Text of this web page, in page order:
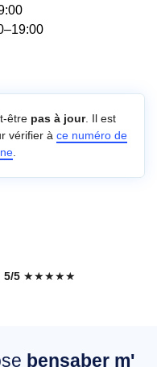
être pas à jour. Il est
vérifier à ce numéro de
.
5/5 ★★★★★
bensaber m'